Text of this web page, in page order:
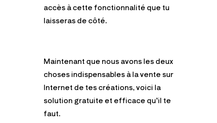
accès à cette fonctionnalité que tu
laisseras de côté.
Maintenant que nous avons les deux
choses indispensables à la vente sur
Internet de tes créations, voici la
solution gratuite et efficace qu’il te
faut.